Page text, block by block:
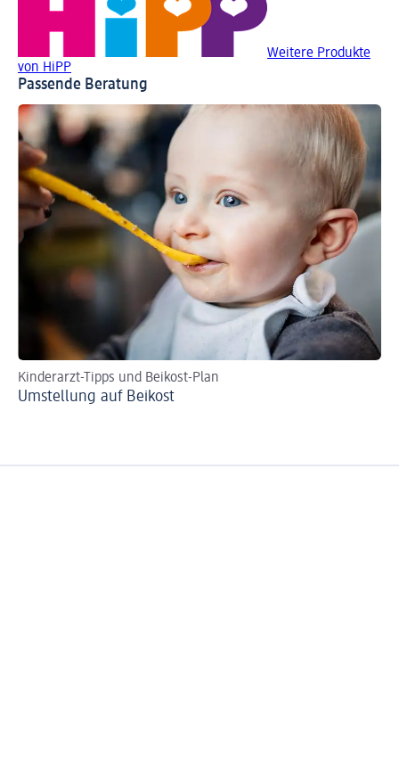
Weitere Produkte
von HiPP
Passende Beratung
Kinderarzt-Tipps und Beikost-Plan
Umstellung auf Beikost